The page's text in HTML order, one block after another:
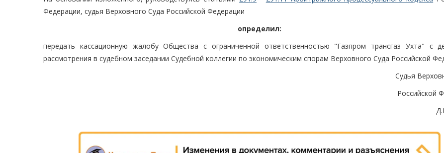
Федерации, судья Верховного Суда Российской Федерации
определил:
передать кассационную жалобу Общества с ограниченной ответственностью "Газпром трансгаз Ухта" с
рассмотрения в судебном заседании Судебной коллегии по экономическим спорам Верховного Суда Российской
Судья
Российской